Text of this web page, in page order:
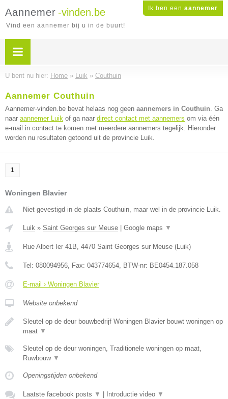
Ik ben een aannemer
Aannemer -vinden.be
Vind een aannemer bij u in de buurt!
U bent nu hier: Home » Luik » Couthuin
Aannemer Couthuin
Aannemer-vinden.be bevat helaas nog geen aannemers in Couthuin. Ga
naar aannemer Luik of ga naar direct contact met aannemers om via één
e-mail in contact te komen met meerdere aannemers tegelijk. Hieronder
worden nu resultaten getoond uit de provincie Luik.
1
Woningen Blavier
Niet gevestigd in de plaats Couthuin, maar wel in de provincie Luik.
Luik » Saint Georges sur Meuse Google maps ▼
Rue Albert Ier 41B, 4470 Saint Georges sur Meuse (Luik)
Tel: 080094956, Fax: 043774654, BTW-nr: BE0454.187.058
E-mail › Woningen Blavier
Website onbekend
Sleutel op de deur bouwbedrijf Woningen Blavier bouwt woningen op
maat ▼
Sleutel op de deur woningen, Traditionele woningen op maat,
Ruwbouw ▼
Openingstijden onbekend
Laatste facebook posts ▼ Introductie video ▼